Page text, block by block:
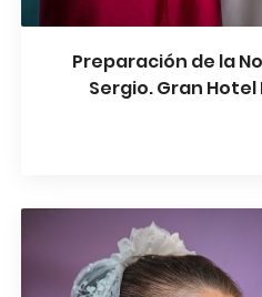
Preparación de la
Sergio. Gran Hotel